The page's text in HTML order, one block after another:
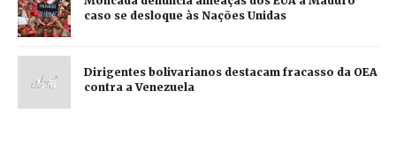
caso se desloque às Nações Unidas
Dirigentes bolivarianos destacam fracasso da OEA
contra a Venezuela